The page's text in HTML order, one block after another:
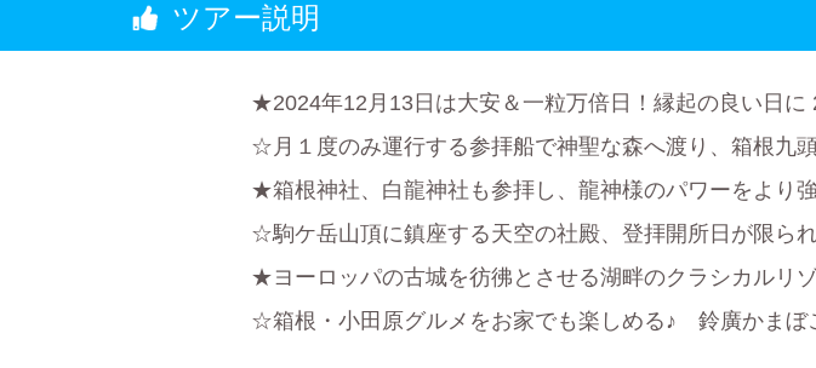
ツアー説明
★2024年12月13日は大安＆一粒万倍日！縁起の良い日に
☆月１度のみ運行する参拝船で神聖な森へ渡り、箱根
★箱根神社、白龍神社も参拝し、龍神様のパワーをより
☆駒ケ岳山頂に鎮座する天空の社殿、登拝開所日が限ら
★ヨーロッパの古城を彷彿とさせる湖畔のクラシカルリ
☆箱根・小田原グルメをお家でも楽しめる♪ 鈴廣かま